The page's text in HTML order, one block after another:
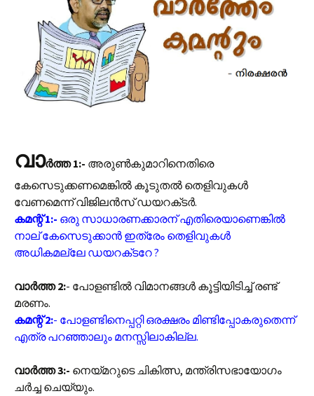
വാർത്ത 1:- അരുൺകുമാറിനെതിരെ
കേസെടുക്കണമെങ്കിൽ കൂടുതൽ തെളിവുകൾ
വേണമെന്ന് വിജിലൻസ് ഡയറക്‌ടർ.
കമന്റ് 1:- ഒരു സാധാരണക്കാരന് എതിരെയാണെങ്കിൽ
നാല് കേസെടുക്കാൻ ഇത്രേം തെളിവുകൾ
അധികമല്ലേ ഡയറക്‌ടറേ ?
വാർത്ത 2:- പോളണ്ടിൽ വിമാനങ്ങൾ കൂട്ടിയിടിച്ച് രണ്ട്
മരണം.
കമന്റ് 2:- പോളണ്ടിനെപ്പറ്റി ഒരക്ഷരം മിണ്ടിപ്പോകരുതെന്ന്
എത്ര പറഞ്ഞാലും മനസ്സിലാകില്ല.
വാർത്ത 3:- നെയ്‌മറുടെ ചികിത്സ, മന്ത്രിസഭായോഗം
ചർച്ച ചെയ്യും.